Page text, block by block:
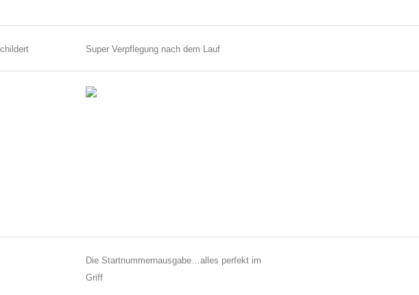
Super Verpflegung nach dem Lauf
Die Startnummernausgabe…alles perfekt im
Griff